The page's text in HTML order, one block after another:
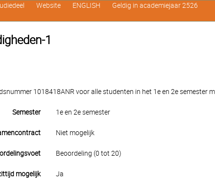
1
1018418ANR voor alle studenten in het 1e en 2e semester
Semester 1e en 2e semester
Niet mogelijk
Beoordeling (0 tot 20)
mogelijk Ja
Website ENGLISH Geldig in academiejaar 2526